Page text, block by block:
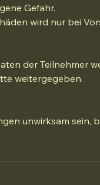
Gefahr.
wird nur bei
der Teilnehmer
weitergegeben.
unwirksam sein,